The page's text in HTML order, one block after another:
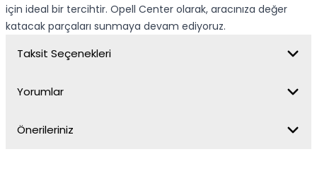
için ideal bir tercihtir. Opell Center olarak, aracınıza değer
katacak parçaları sunmaya devam ediyoruz.
Taksit Seçenekleri
Yorumlar
Önerileriniz